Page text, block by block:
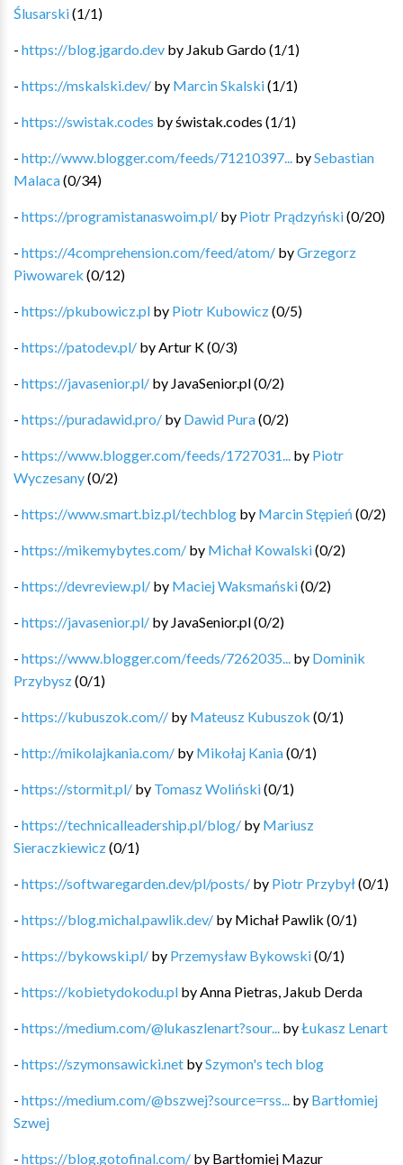
Ślusarski(1/1)
- https://blog.jgardo.dev by Jakub Gardo(1/1)
- https://mskalski.dev/ by Marcin Skalski(1/1)
- https://swistak.codes byświstak.codes (1/1)
- http://www.blogger.com/feeds/71210397... bySebastian
Malaca(0/34)
- https://programistanaswoim.pl/ by Piotr Prądzyński(0/20)
- https://4comprehension.com/feed/atom/ byGrzegorz
Piwowarek (0/12)
- https://pkubowicz.pl by Piotr Kubowicz(0/5)
- https://patodev.pl/ by Artur K(0/3)
- https://javasenior.pl/ by JavaSenior.pl(0/2)
- https://puradawid.pro/ by Dawid Pura(0/2)
- https://www.blogger.com/feeds/1727031... by Piotr
Wyczesany(0/2)
- https://www.smart.biz.pl/techblog by Marcin Stępień (0/2)
- https://mikemybytes.com/ by Michał Kowalski(0/2)
- https://devreview.pl/ by Maciej Waksmański(0/2)
- https://javasenior.pl/ by JavaSenior.pl(0/2)
- https://www.blogger.com/feeds/7262035... by Dominik
Przybysz(0/1)
- https://kubuszok.com// by Mateusz Kubuszok (0/1)
- http://mikolajkania.com/ by Mikołaj Kania(0/1)
- https://stormit.pl/ by Tomasz Woliński(0/1)
- https://technicalleadership.pl/blog/ by Mariusz
Sieraczkiewicz(0/1)
- https://softwaregarden.dev/pl/posts/ by Piotr Przybył(0/1)
- https://blog.michal.pawlik.dev/ by Michał Pawlik (0/1)
- https://bykowski.pl/ by Przemysław Bykowski(0/1)
- https://kobietydokodu.pl by Anna Pietras, Jakub Derda
- https://medium.com/@lukaszlenart?sour... byŁukasz Lenart
- https://szymonsawicki.net bySzymon's tech blog
- https://medium.com/@bszwej?source=rss... by Bartłomiej
Szwej
- https://blog.gotofinal.com/ by Bartłomiej Mazur